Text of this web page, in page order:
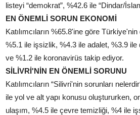
listeyi “demokrat”, %42.6 ile “Dindar/
EN ÖNEMLİ SORUN EKONOMİ
Katılımcıların %65.8'ine göre
%5.1 ile işsizlik, %4.3 ile adalet, %3.9
ve %1.2 ile koronavirüs takip ediyor.
SİLİVRİ'NİN EN ÖNEMLİ SORUNU
Katılımcıların “Silivri'nin sorunları
ile yol ve alt yapı konusu oluştururken,
ulaşım, %4.5 ile çevre temizliği, %4 ile